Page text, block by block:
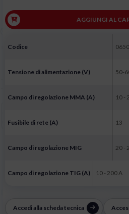
AGGIUNGI AL
Codice
Tensione di alimentazione (V) 50-
Campo di regolazione MMA (A) 10 -
Fusibile di rete (A) 13
Campo di regolazione MIG 20 -
Campo di regolazione TIG (A) 10 - 200 A
Accedi alla scheda tecnica